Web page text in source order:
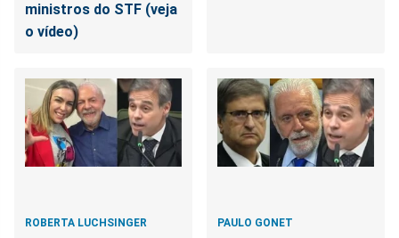
ministros do STF (veja
o vídeo)
ROBERTA LUCHSINGER PAULO GONET